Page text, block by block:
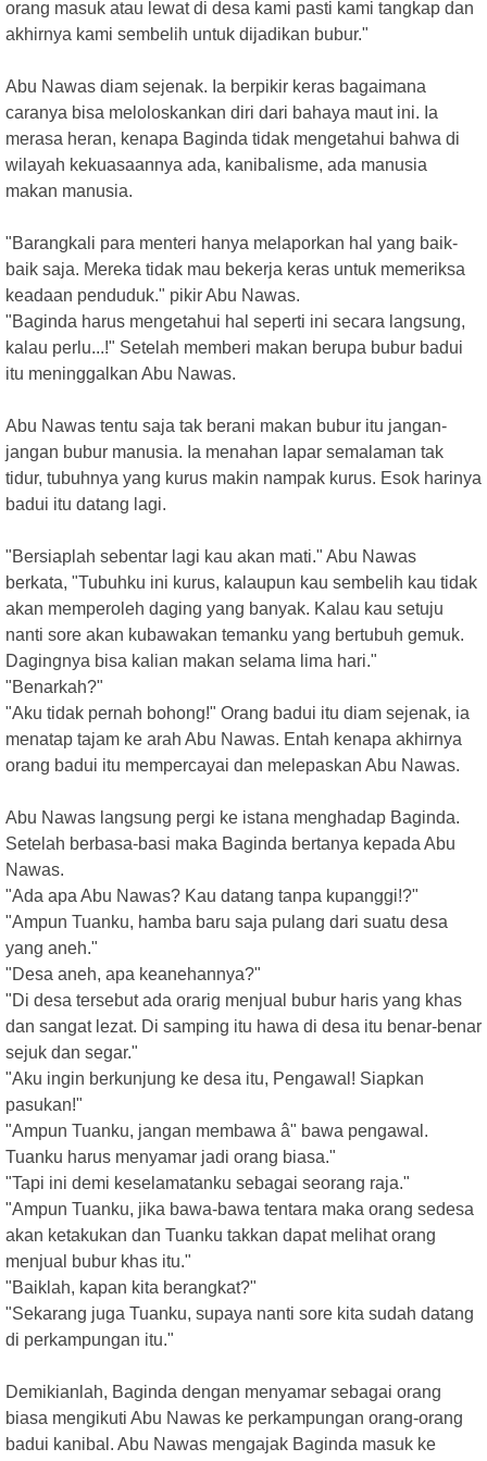
orang masuk atau lewat di desa kami pasti kami tangkap dan
akhirnya kami sembelih untuk dijadikan bubur."
Abu Nawas diam sejenak. Ia berpikir keras bagaimana
caranya bisa meloloskankan diri dari bahaya maut ini. Ia
merasa heran, kenapa Baginda tidak mengetahui bahwa di
wilayah kekuasaannya ada, kanibalisme, ada manusia
makan manusia.
"Barangkali para menteri hanya melaporkan hal yang baik-
baik saja. Mereka tidak mau bekerja keras untuk memeriksa
keadaan penduduk." pikir Abu Nawas.
"Baginda harus mengetahui hal seperti ini secara langsung,
kalau perlu...!" Setelah memberi makan berupa bubur badui
itu meninggalkan Abu Nawas.
Abu Nawas tentu saja tak berani makan bubur itu jangan-
jangan bubur manusia. Ia menahan lapar semalaman tak
tidur, tubuhnya yang kurus makin nampak kurus. Esok harinya
badui itu datang lagi.
"Bersiaplah sebentar lagi kau akan mati." Abu Nawas
berkata, "Tubuhku ini kurus, kalaupun kau sembelih kau tidak
akan memperoleh daging yang banyak. Kalau kau setuju
nanti sore akan kubawakan temanku yang bertubuh gemuk.
Dagingnya bisa kalian makan selama lima hari."
"Benarkah?"
"Aku tidak pernah bohong!" Orang badui itu diam sejenak, ia
menatap tajam ke arah Abu Nawas. Entah kenapa akhirnya
orang badui itu mempercayai dan melepaskan Abu Nawas.
Abu Nawas langsung pergi ke istana menghadap Baginda.
Setelah berbasa-basi maka Baginda bertanya kepada Abu
Nawas.
"Ada apa Abu Nawas? Kau datang tanpa kupanggi!?"
"Ampun Tuanku, hamba baru saja pulang dari suatu desa
yang aneh."
"Desa aneh, apa keanehannya?"
"Di desa tersebut ada orarig menjual bubur haris yang khas
dan sangat lezat. Di samping itu hawa di desa itu benar-benar
sejuk dan segar."
"Aku ingin berkunjung ke desa itu, Pengawal! Siapkan
pasukan!"
"Ampun Tuanku, jangan membawa â" bawa pengawal.
Tuanku harus menyamar jadi orang biasa."
"Tapi ini demi keselamatanku sebagai seorang raja."
"Ampun Tuanku, jika bawa-bawa tentara maka orang sedesa
akan ketakukan dan Tuanku takkan dapat melihat orang
menjual bubur khas itu."
"Baiklah, kapan kita berangkat?"
"Sekarang juga Tuanku, supaya nanti sore kita sudah datang
di perkampungan itu."
Demikianlah, Baginda dengan menyamar sebagai orang
biasa mengikuti Abu Nawas ke perkampungan orang-orang
badui kanibal. Abu Nawas mengajak Baginda masuk ke